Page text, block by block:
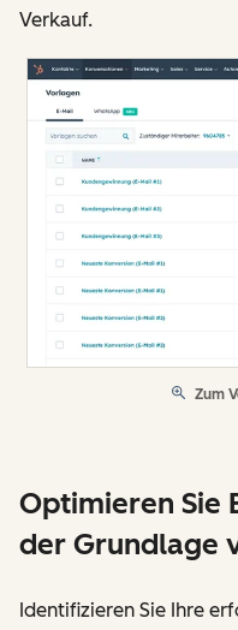
Verkauf.
Zum
Optimieren Sie
der Grundlage
Identifizieren Sie Ihre